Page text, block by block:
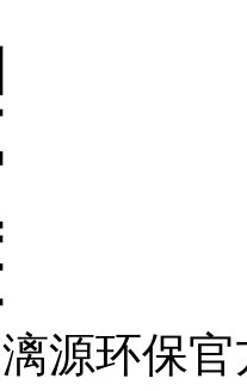
源环保